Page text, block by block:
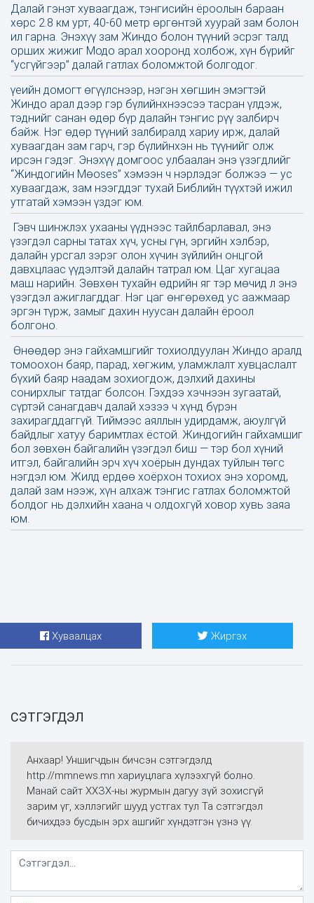
Далай гэнэт хуваагдаж, тэнгисийн ёроолын бараан
хөрс 2.8 км урт, 40-60 метр өргөнтэй хуурай зам болон
ил гарна. Энэхүү зам Жиндо болон түүний эсрэг талд
орших жижиг Модо арал хооронд холбож, хүн бүрийг
“усгүйгээр” далай гатлах боломжтой болгодог.
үеийн домогт өгүүлснээр, нэгэн хөгшин эмэгтэй
Жиндо арал дээр гэр бүлийнхнээсээ тасран үлдэж,
тэднийг санан өдөр бүр далайн тэнгис рүү залбирч
байж. Нэг өдөр түүний залбиралд хариу ирж, далай
хуваагдан зам гарч, гэр бүлийнхэн нь түүнийг олж
ирсэн гэдэг. Энэхүү домгоос улбаалан энэ үзэгдлийг
“Жиндогийн Мөoses” хэмээн ч нэрлэдэг болжээ — ус
хуваагдаж, зам нээгддэг тухай Библийн түүхтэй ижил
утгатай хэмээн үздэг юм.
Гэвч шинжлэх ухааны үүднээс тайлбарлавал, энэ
үзэгдэл сарны татах хүч, усны гүн, эргийн хэлбэр,
далайн урсгал зэрэг олон хүчин зүйлийн онцгой
давхцлаас үүдэлтэй далайн татрал юм. Цаг хугацаа
маш нарийн. Зөвхөн тухайн өдрийн яг тэр мөчид л энэ
үзэгдэл ажиглагддаг. Нэг цаг өнгөрөхөд ус аажмаар
эргэн түрж, замыг дахин нуусан далайн ёроол
болгоно.
Өнөөдөр энэ гайхамшгийг тохиолдуулан Жиндо аралд
томоохон баяр, парад, хөгжим, уламжлалт хувцаслалт
бүхий баяр наадам зохиогдож, дэлхий дахины
сонирхлыг татдаг болсон. Гэхдээ хэчнээн зугаатай,
сүртэй санагдавч далай хэзээ ч хүнд бүрэн
захирагддаггүй. Тиймээс аяллын удирдамж, аюулгүй
байдлыг хатуу баримтлах ёстой. Жиндогийн гайхамшиг
бол зөвхөн байгалийн үзэгдэл биш — тэр бол хүний
итгэл, байгалийн эрч хүч хоёрын дундах туйлын төгс
нэгдэл юм. Жилд ердөө хоёрхон тохиох энэ хоромд,
далай зам нээж, хүн алхаж тэнгис гатлах боломжтой
болдог нь дэлхийн хаана ч олдохгүй ховор хувь заяа
юм.
Хуваалцах Жиргэх
СЭТГЭГДЭЛ
Анхаар! Уншигчдын бичсэн сэтгэгдэлд
http://mmnews.mn хариуцлага хүлээхгүй болно.
Манай сайт ХХЗХ-ны журмын дагуу зүй зохисгүй
зарим үг, хэллэгийг шууд устгах тул Та сэтгэгдэл
бичихдээ бусдын эрх ашгийг хүндэтгэн үзнэ үү.